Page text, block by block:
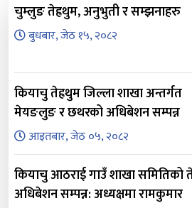
चुम्लुङ तेह्रथुम, अनुभुती र सम्झनाहरु
बुधबार, जेठ १५, २०८२
कियाचु तेह्रथुम जिल्ला शाखा अन्तर्गत
मेयङलुङ र छथरको अधिबेशन सम्पन्न
आइतबार, जेठ ०५, २०८२
कियाचु आठराई गाउँ शाखा समितिको
अधिबेशन सम्पन्न: अध्यक्षमा रामकुमार